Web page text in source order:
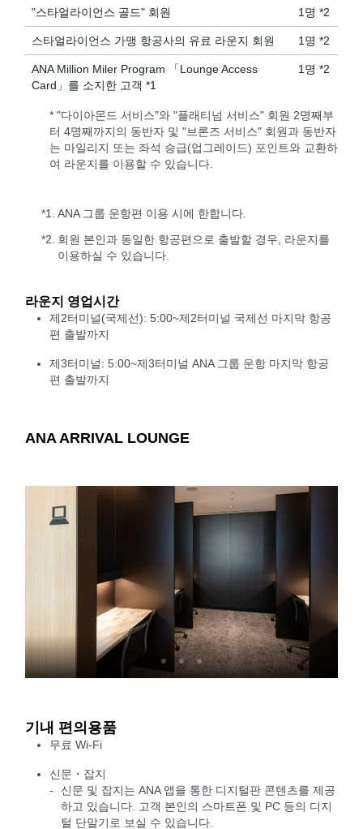
"스타얼라이언스 골드" 회원 1명 *2
스타얼라이언스 가맹 항공사의 유료 라운지 회원 1명 *2
ANA Million Miler Program 「Lounge Access
Card」를 소지한 고객 *1
1명 *2
* "다이아몬드 서비스"와 "플래티넘 서비스" 회원 2명째부
터 4명째까지의 동반자 및 "브론즈 서비스" 회원과 동반자
는 마일리지 또는 좌석 승급(업그레이드) 포인트와 교환하
여 라운지를 이용할 수 있습니다.
*1. ANA 그룹 운항편 이용 시에 한합니다.
*2. 회원 본인과 동일한 항공편으로 출발할 경우, 라운지를
이용하실 수 있습니다.
라운지 영업시간
제2터미널(국제선): 5:00~제2터미널 국제선 마지막 항공
편 출발까지
제3터미널: 5:00~제3터미널 ANA 그룹 운항 마지막 항공
편 출발까지
ANA ARRIVAL LOUNGE
기내 편의용품
무료 Wi-Fi
신문・잡지
신문 및 잡지는 ANA 앱을 통한 디지털판 콘텐츠를 제공
하고 있습니다. 고객 본인의 스마트폰 및 PC 등의 디지
털 단말기로 보실 수 있습니다.